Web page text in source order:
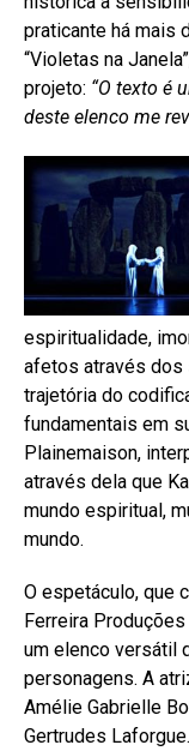
praticante há mais
“Violetas na
projeto: “O texto é
deste elenco me
espiritualidade,
afetos através dos
trajetória do
fundamentais em
Plainemaison,
através dela que
mundo espiritual,
mundo.
O espetáculo, que
Ferreira
um elenco versátil
personagens. A
Amélie Gabrielle
Gertrudes Laforgue.